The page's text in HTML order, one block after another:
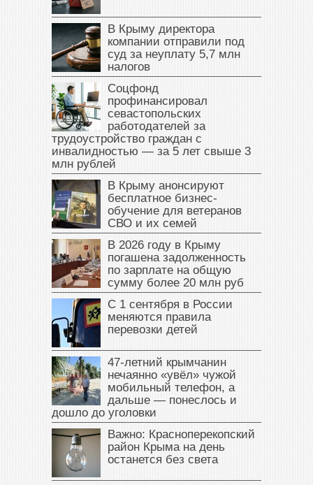
В Крыму директора
компании отправили под
суд за неуплату 5,7 млн
налогов
Соцфонд
профинансировал
севастопольских
работодателей за
трудоустройство граждан с
инвалидностью — за 5 лет свыше 3
млн рублей
В Крыму анонсируют
бесплатное бизнес-
обучение для ветеранов
СВО и их семей
В 2026 году в Крыму
погашена задолженность
по зарплате на общую
сумму более 20 млн руб
С 1 сентября в России
меняются правила
перевозки детей
47‑летний крымчанин
нечаянно «увёл» чужой
мобильный телефон, а
дальше — понеслось и
дошло до уголовки
Важно: Красноперекопский
район Крыма на день
останется без света